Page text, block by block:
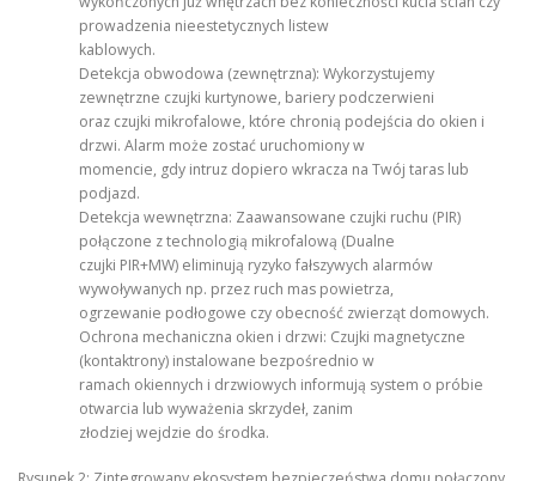
prowadzenia nieestetycznych listew
kablowych.
Detekcja obwodowa (zewnętrzna): Wykorzystujemy
zewnętrzne czujki kurtynowe, bariery podczerwieni
oraz czujki mikrofalowe, które chronią podejścia do okien i
drzwi. Alarm może zostać uruchomiony w
momencie, gdy intruz dopiero wkracza na Twój taras lub
podjazd.
Detekcja wewnętrzna: Zaawansowane czujki ruchu (PIR)
połączone z technologią mikrofalową (Dualne
czujki PIR+MW) eliminują ryzyko fałszywych alarmów
wywoływanych np. przez ruch mas powietrza,
ogrzewanie podłogowe czy obecność zwierząt domowych.
Ochrona mechaniczna okien i drzwi: Czujki magnetyczne
(kontaktrony) instalowane bezpośrednio w
ramach okiennych i drzwiowych informują system o próbie
otwarcia lub wyważenia skrzydeł, zanim
złodziej wejdzie do środka.